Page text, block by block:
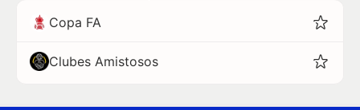
Copa FA
Clubes Amistosos